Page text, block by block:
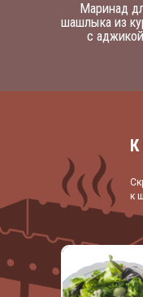
Маринад
шашлыка из
с аджикой
к